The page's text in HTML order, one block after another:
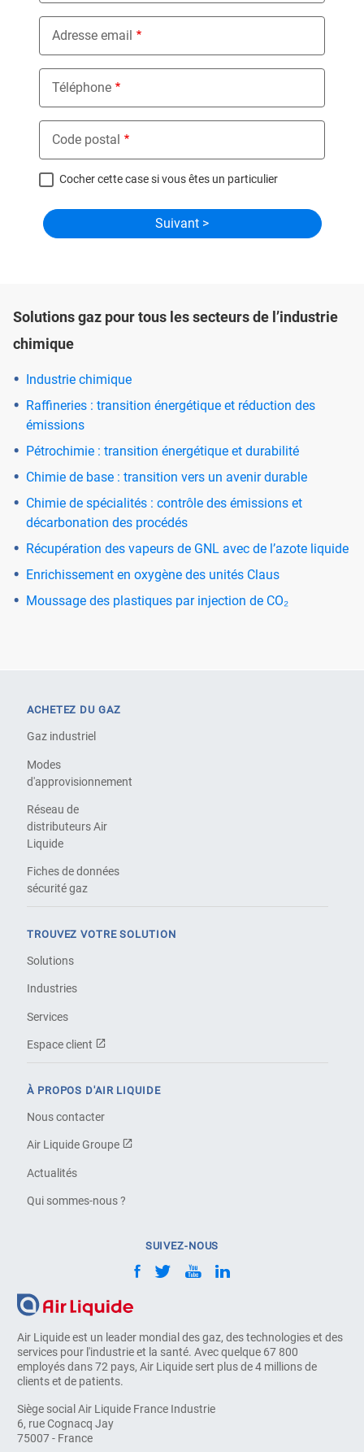
Adresse email
Téléphone
Code postal
Cocher cette case si vous êtes un particulier
Solutions gaz pour tous les secteurs de l’industrie
chimique
Industrie chimique
Raffineries : transition énergétique et réduction des
émissions
Pétrochimie : transition énergétique et durabilité
Chimie de base : transition vers un avenir durable
Chimie de spécialités : contrôle des émissions et
décarbonation des procédés
Récupération des vapeurs de GNL avec de l’azote liquide
Enrichissement en oxygène des unités Claus
Moussage des plastiques par injection de CO₂
Air Liquide est un leader mondial des gaz, des technologies et des
services pour l'industrie et la santé. Avec quelque 67 800
employés dans 72 pays, Air Liquide sert plus de 4 millions de
clients et de patients.
Siège social Air Liquide France Industrie
6, rue Cognacq Jay
75007 - France
ACHETEZ DU GAZ
Gaz industriel
Modes
d'approvisionnement
Réseau de
distributeurs Air
Liquide
Fiches de données
sécurité gaz
TROUVEZ VOTRE SOLUTION
Solutions
Industries
Services
Espace client
À PROPOS D'AIR LIQUIDE
Nous contacter
Air Liquide Groupe
Actualités
Qui sommes-nous ?
SUIVEZ-NOUS